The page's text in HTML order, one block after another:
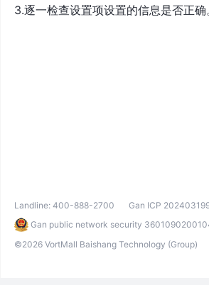
3.逐一检查设置项设置的信息是否正确
Landline: 400-888-2700
Gan ICP
Gan public network security
©2026 VortMall Baishang Technology (Group)